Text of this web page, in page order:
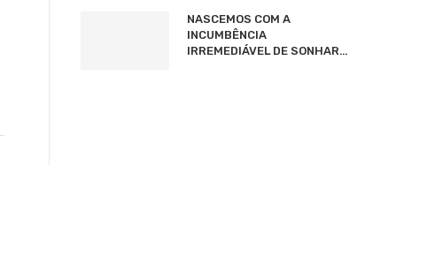
NASCEMOS COM A
INCUMBÊNCIA
IRREMEDIÁVEL DE SONHAR…